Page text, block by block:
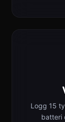
Logg 15
batteri